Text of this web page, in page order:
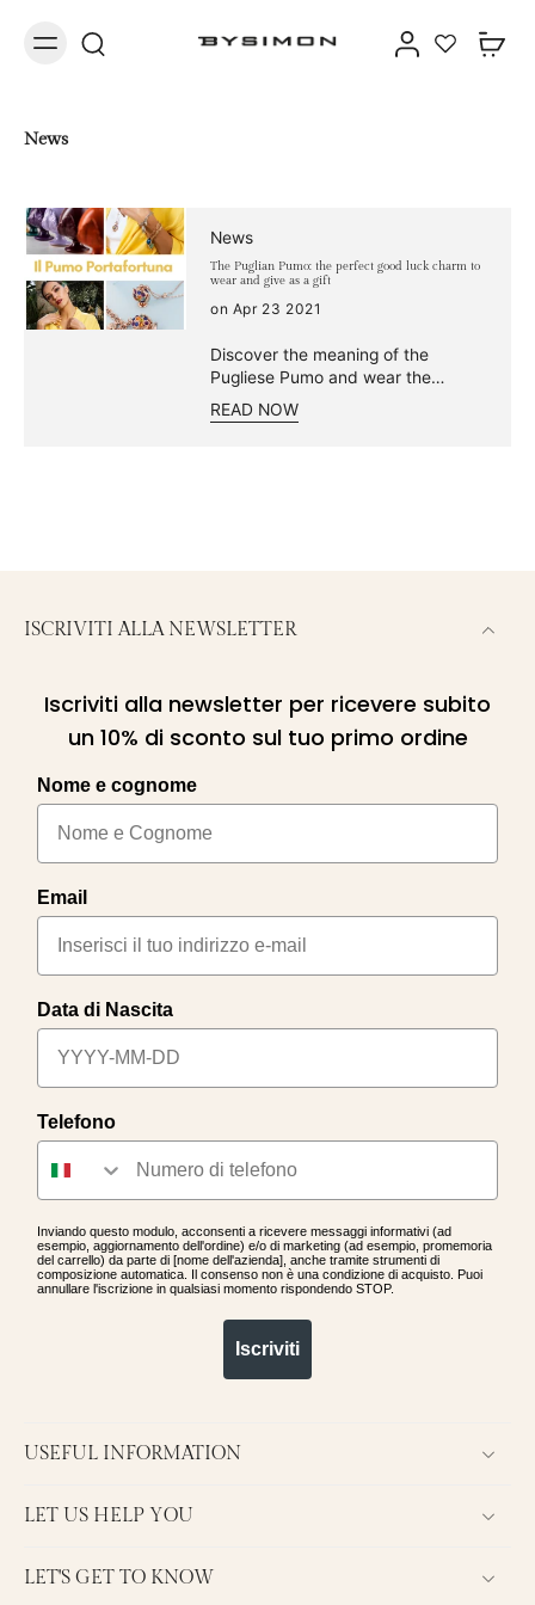
News
News
The Puglian Pumo: the perfect good luck charm to
wear and give as a gift
on Apr 23 2021
Discover the meaning of the
Pugliese Pumo and wear the
symbol of Apulian tradition with our
jewelry too
READ NOW
ISCRIVITI ALLA NEWSLETTER
Iscriviti alla newsletter per ricevere subito
un 10% di sconto sul tuo primo ordine
Nome e cognome
Email
Data di Nascita
Telefono
Inviando questo modulo, acconsenti a ricevere messaggi informativi (ad
esempio, aggiornamento dell'ordine) e/o di marketing (ad esempio, promemoria
del carrello) da parte di [nome dell'azienda], anche tramite strumenti di
composizione automatica. Il consenso non è una condizione di acquisto. Puoi
annullare l'iscrizione in qualsiasi momento rispondendo STOP.
Iscriviti
USEFUL INFORMATION
LET US HELP YOU
LET'S GET TO KNOW